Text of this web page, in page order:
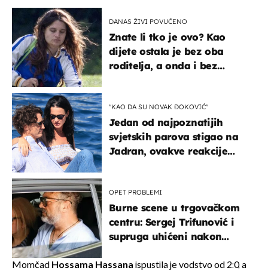
DANAS ŽIVI POVUČENO
Znate li tko je ovo? Kao
dijete ostala je bez oba
roditelja, a onda i bez
"KAO DA SU NOVAK ĐOKOVIĆ"
Jedan od najpoznatijih
svjetskih parova stigao na
Jadran, ovakve reakcije
OPET PROBLEMI
Burne scene u trgovačkom
centru: Sergej Trifunović i
supruga uhićeni nakon
Momčad Hossama Hassana ispustila je vodstvo od 2:0, a